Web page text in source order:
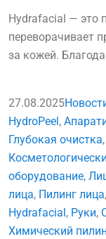
Hydrafacial — это
переворачивает
за кожей.
27.08.2025
HydroPeel ,
Глубокая очистка,
оборудование,
лица, Пилинг лица,
Hydrafacial , Руки,
Химический